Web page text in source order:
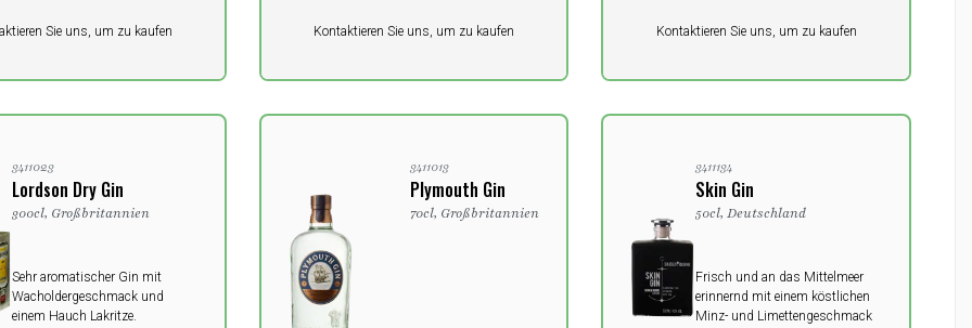
Sie uns, um zu kaufen Kontaktieren Sie uns, um zu kaufen
Pro Einheit
0,00DKK
Kontaktieren Sie uns, um zu kaufen
Pro Einheit
0,00DKK
3411023
Lordson Dry Gin
300cl, Großbritannien
Sehr aromatischer Gin mit
Wacholdergeschmack und
einem Hauch Lakritze.
3411013
Plymouth Gin
70cl, Großbritannien
3411134
Skin Gin
50cl, Deutschland
Frisch und an das Mittelmeer
erinnernd mit einem köstlichen
Minz- und Limettengeschmack